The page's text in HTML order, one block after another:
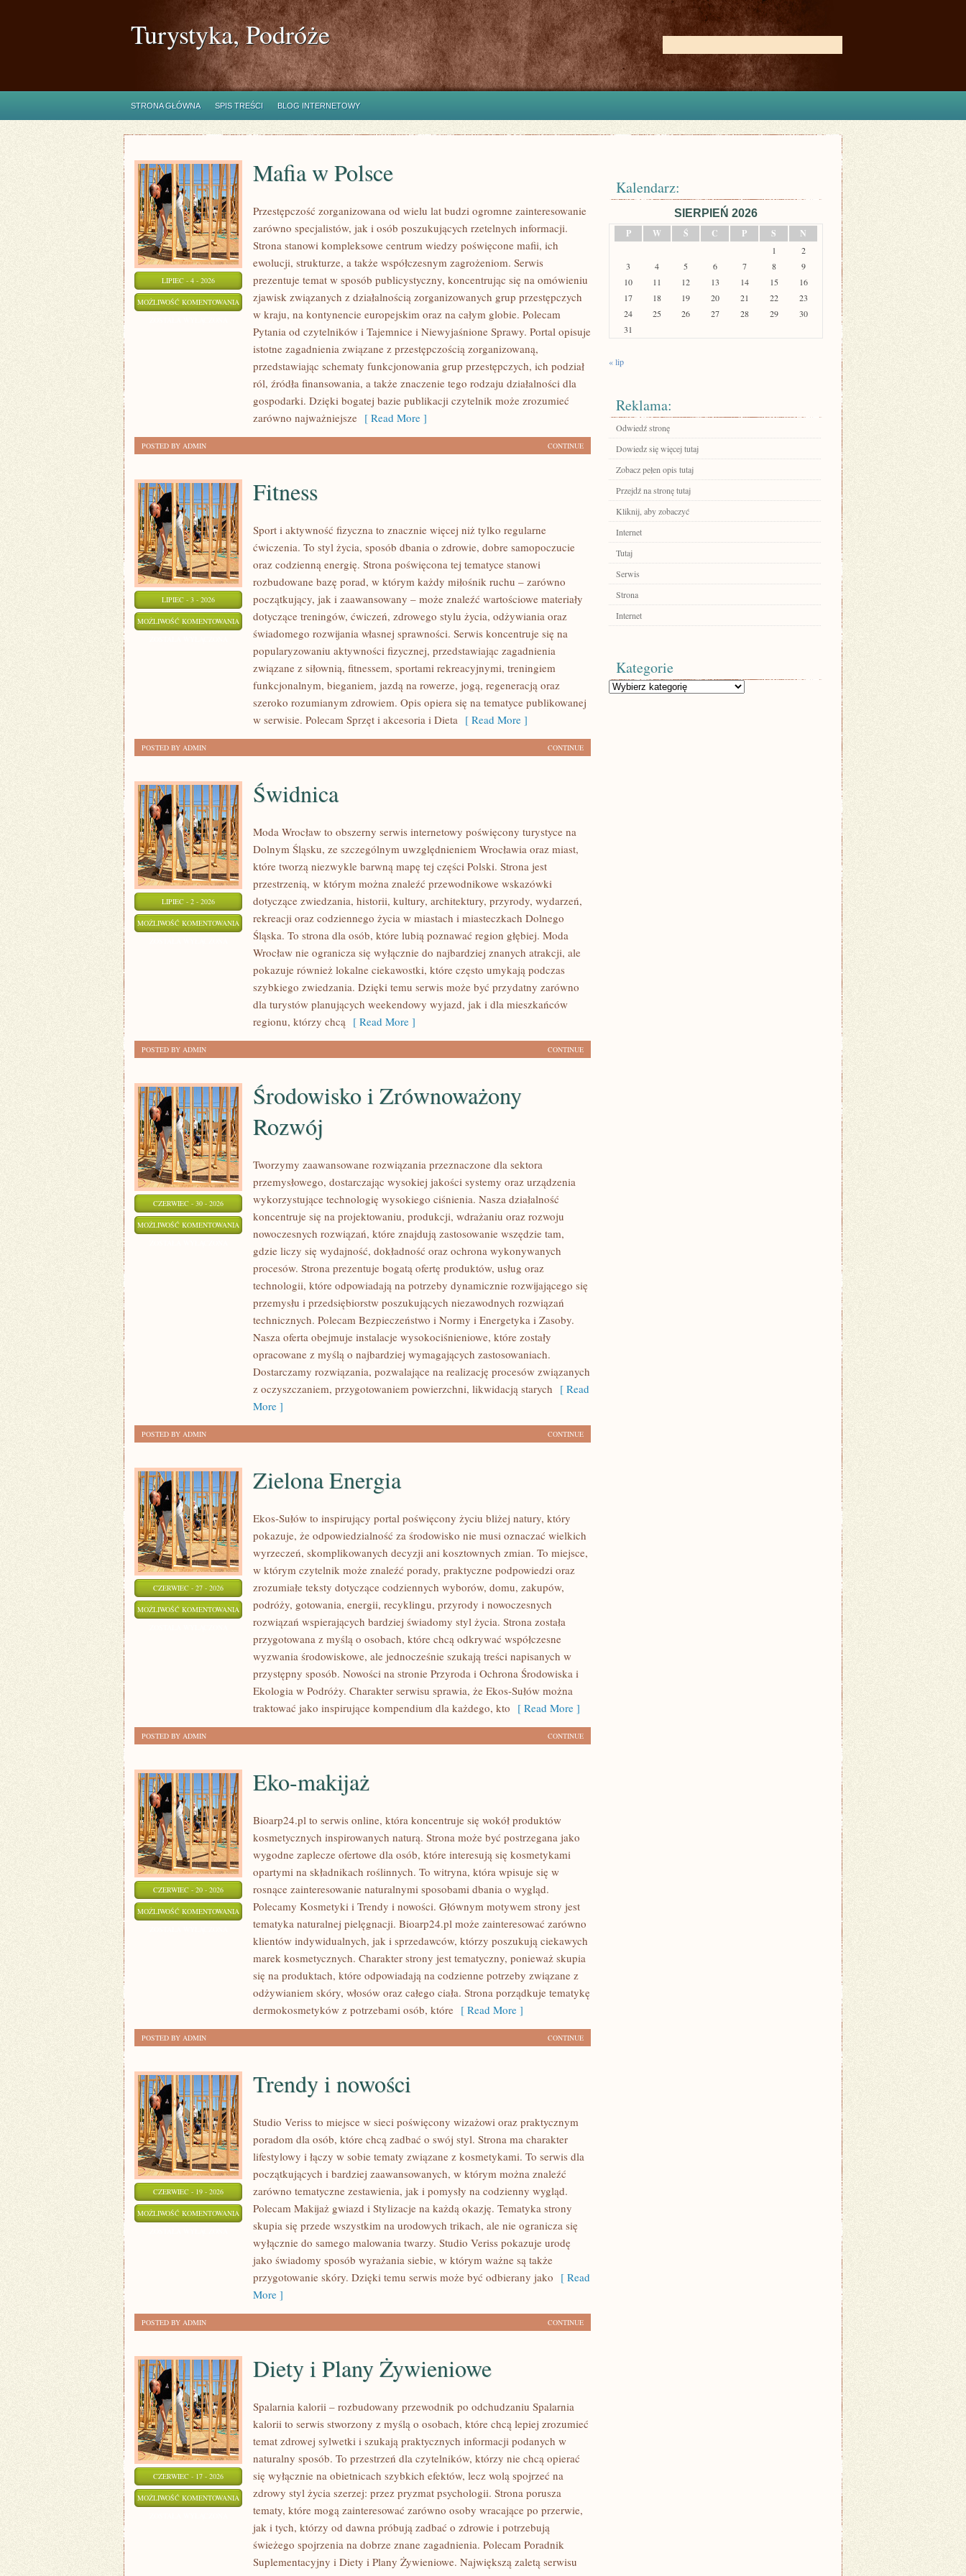
Turystyka, Podróże
STRONA GŁÓWNA SPIS TREŚCI BLOG INTERNETOWY
LIPIEC - 4 - 2026
MOŻLIWOŚĆ KOMENTOWANIA MAFIA
POLSCE
Mafia w Polsce
Przestępczość zorganizowana od wielu lat budzi ogromne zainteresowanie
zarówno specjalistów, jak i osób poszukujących rzetelnych informacji.
Strona stanowi kompleksowe centrum wiedzy poświęcone mafii, ich
ewolucji, strukturze, a także współczesnym zagrożeniom. Serwis
prezentuje temat w sposób publicystyczny, koncentrując się na omówieniu
zjawisk związanych z działalnością zorganizowanych grup przestępczych
w kraju, na kontynencie europejskim oraz na całym globie. Polecam
Pytania od czytelników i Tajemnice i Niewyjaśnione Sprawy. Portal opisuje
istotne zagadnienia związane z przestępczością zorganizowaną,
przedstawiając schematy funkcjonowania grup przestępczych, ich podział
ról, źródła finansowania, a także znaczenie tego rodzaju działalności dla
gospodarki. Dzięki bogatej bazie publikacji czytelnik może zrozumieć
zarówno najważniejsze [ Read More ]
CONTINUE
POSTED BY ADMIN
LIPIEC - 3 - 2026
MOŻLIWOŚĆ KOMENTOWANIA FITNESS
Fitness
Sport i aktywność fizyczna to znacznie więcej niż tylko regularne
ćwiczenia. To styl życia, sposób dbania o zdrowie, dobre samopoczucie
oraz codzienną energię. Strona poświęcona tej tematyce stanowi
rozbudowane bazę porad, w którym każdy miłośnik ruchu – zarówno
początkujący, jak i zaawansowany – może znaleźć wartościowe materiały
dotyczące treningów, ćwiczeń, zdrowego stylu życia, odżywiania oraz
świadomego rozwijania własnej sprawności. Serwis koncentruje się na
popularyzowaniu aktywności fizycznej, przedstawiając zagadnienia
związane z siłownią, fitnessem, sportami rekreacyjnymi, treningiem
funkcjonalnym, bieganiem, jazdą na rowerze, jogą, regeneracją oraz
szeroko rozumianym zdrowiem. Opis opiera się na tematyce publikowanej
w serwisie. Polecam Sprzęt i akcesoria i Dieta [ Read More ]
CONTINUE
POSTED BY ADMIN
LIPIEC - 2 - 2026
MOŻLIWOŚĆ KOMENTOWANIA ŚWIDNICA
Świdnica
Moda Wrocław to obszerny serwis internetowy poświęcony turystyce na
Dolnym Śląsku, ze szczególnym uwzględnieniem Wrocławia oraz miast,
które tworzą niezwykle barwną mapę tej części Polski. Strona jest
przestrzenią, w którym można znaleźć przewodnikowe wskazówki
dotyczące zwiedzania, historii, kultury, architektury, przyrody, wydarzeń,
rekreacji oraz codziennego życia w miastach i miasteczkach Dolnego
Śląska. To strona dla osób, które lubią poznawać region głębiej. Moda
Wrocław nie ogranicza się wyłącznie do najbardziej znanych atrakcji, ale
pokazuje również lokalne ciekawostki, które często umykają podczas
szybkiego zwiedzania. Dzięki temu serwis może być przydatny zarówno
dla turystów planujących weekendowy wyjazd, jak i dla mieszkańców
regionu, którzy chcą [ Read More ]
CONTINUE
POSTED BY ADMIN
CZERWIEC - 30 - 2026
MOŻLIWOŚĆ KOMENTOWANIA
ZRÓWNOWAŻONY
Środowisko i Zrównoważony
Rozwój
Tworzymy zaawansowane rozwiązania przeznaczone dla sektora
przemysłowego, dostarczając wysokiej jakości systemy oraz urządzenia
wykorzystujące technologię wysokiego ciśnienia. Nasza działalność
koncentruje się na projektowaniu, produkcji, wdrażaniu oraz rozwoju
nowoczesnych rozwiązań, które znajdują zastosowanie wszędzie tam,
gdzie liczy się wydajność, dokładność oraz ochrona wykonywanych
procesów. Strona prezentuje bogatą ofertę produktów, usług oraz
technologii, które odpowiadają na potrzeby dynamicznie rozwijającego się
przemysłu i przedsiębiorstw poszukujących niezawodnych rozwiązań
technicznych. Polecam Bezpieczeństwo i Normy i Energetyka i Zasoby.
Nasza oferta obejmuje instalacje wysokociśnieniowe, które zostały
opracowane z myślą o najbardziej wymagających zastosowaniach.
Dostarczamy rozwiązania, pozwalające na realizację procesów związanych
z oczyszczaniem, przygotowaniem powierzchni, likwidacją starych [ Read
More ]
CONTINUE
POSTED BY ADMIN
CZERWIEC - 27 - 2026
MOŻLIWOŚĆ KOMENTOWANIA ZIELONA
ENERGIA
Zielona Energia
Ekos-Sułów to inspirujący portal poświęcony życiu bliżej natury, który
pokazuje, że odpowiedzialność za środowisko nie musi oznaczać wielkich
wyrzeczeń, skomplikowanych decyzji ani kosztownych zmian. To miejsce,
w którym czytelnik może znaleźć porady, praktyczne podpowiedzi oraz
zrozumiałe teksty dotyczące codziennych wyborów, domu, zakupów,
podróży, gotowania, energii, recyklingu, przyrody i nowoczesnych
rozwiązań wspierających bardziej świadomy styl życia. Strona została
przygotowana z myślą o osobach, które chcą odkrywać współczesne
wyzwania środowiskowe, ale jednocześnie szukają treści napisanych w
przystępny sposób. Nowości na stronie Przyroda i Ochrona Środowiska i
Ekologia w Podróży. Charakter serwisu sprawia, że Ekos-Sułów można
traktować jako inspirujące kompendium dla każdego, kto [ Read More ]
CONTINUE
POSTED BY ADMIN
CZERWIEC - 20 - 2026
MOŻLIWOŚĆ KOMENTOWANIA EKO-
MAKIJAŻ
Eko-makijaż
Bioarp24.pl to serwis online, która koncentruje się wokół produktów
kosmetycznych inspirowanych naturą. Strona może być postrzegana jako
wygodne zaplecze ofertowe dla osób, które interesują się kosmetykami
opartymi na składnikach roślinnych. To witryna, która wpisuje się w
rosnące zainteresowanie naturalnymi sposobami dbania o wygląd.
Polecamy Kosmetyki i Trendy i nowości. Głównym motywem strony jest
tematyka naturalnej pielęgnacji. Bioarp24.pl może zainteresować zarówno
klientów indywidualnych, jak i sprzedawców, którzy poszukują ciekawych
marek kosmetycznych. Charakter strony jest tematyczny, ponieważ skupia
się na produktach, które odpowiadają na codzienne potrzeby związane z
odżywianiem skóry, włosów oraz całego ciała. Strona porządkuje tematykę
dermokosmetyków z potrzebami osób, które [ Read More ]
CONTINUE
POSTED BY ADMIN
CZERWIEC - 19 - 2026
MOŻLIWOŚĆ KOMENTOWANIA TRENDY
NOWOŚCI
Trendy i nowości
Studio Veriss to miejsce w sieci poświęcony wizażowi oraz praktycznym
poradom dla osób, które chcą zadbać o swój styl. Strona ma charakter
lifestylowy i łączy w sobie tematy związane z kosmetykami. To serwis dla
początkujących i bardziej zaawansowanych, w którym można znaleźć
zarówno tematyczne zestawienia, jak i pomysły na codzienny wygląd.
Polecam Makijaż gwiazd i Stylizacje na każdą okazję. Tematyka strony
skupia się przede wszystkim na urodowych trikach, ale nie ogranicza się
wyłącznie do samego malowania twarzy. Studio Veriss pokazuje urodę
jako świadomy sposób wyrażania siebie, w którym ważne są także
przygotowanie skóry. Dzięki temu serwis może być odbierany jako [ Read
More ]
CONTINUE
POSTED BY ADMIN
CZERWIEC - 17 - 2026
MOŻLIWOŚĆ KOMENTOWANIA DIETY
PLANY
ŻYWIENIOWE
Diety i Plany Żywieniowe
Spalarnia kalorii – rozbudowany przewodnik po odchudzaniu Spalarnia
kalorii to serwis stworzony z myślą o osobach, które chcą lepiej zrozumieć
temat zdrowej sylwetki i szukają praktycznych informacji podanych w
naturalny sposób. To przestrzeń dla czytelników, którzy nie chcą opierać
się wyłącznie na obietnicach szybkich efektów, lecz wolą spojrzeć na
zdrowy styl życia szerzej: przez pryzmat psychologii. Strona porusza
tematy, które mogą zainteresować zarówno osoby wracające po przerwie,
jak i tych, którzy od dawna próbują zadbać o zdrowie i potrzebują
świeżego spojrzenia na dobrze znane zagadnienia. Polecam Poradnik
Suplementacyjny i Diety i Plany Żywieniowe. Największą zaletą serwisu
Kalendarz:
SIERPIEŃ 2026
P
W Ś C P S N
1
2
3
4 5 6 7 8
9
10
11 12 13 14 15
16
17
18 19 20 21 22
23
24
25 26 27 28 29
30
31
« lip
Reklama:
Odwiedź stronę
Dowiedz się więcej tutaj
Zobacz pełen opis tutaj
Przejdź na stronę tutaj
Kliknij, aby zobaczyć
Internet
Tutaj
Serwis
Strona
Internet
Kategorie
Kategorie